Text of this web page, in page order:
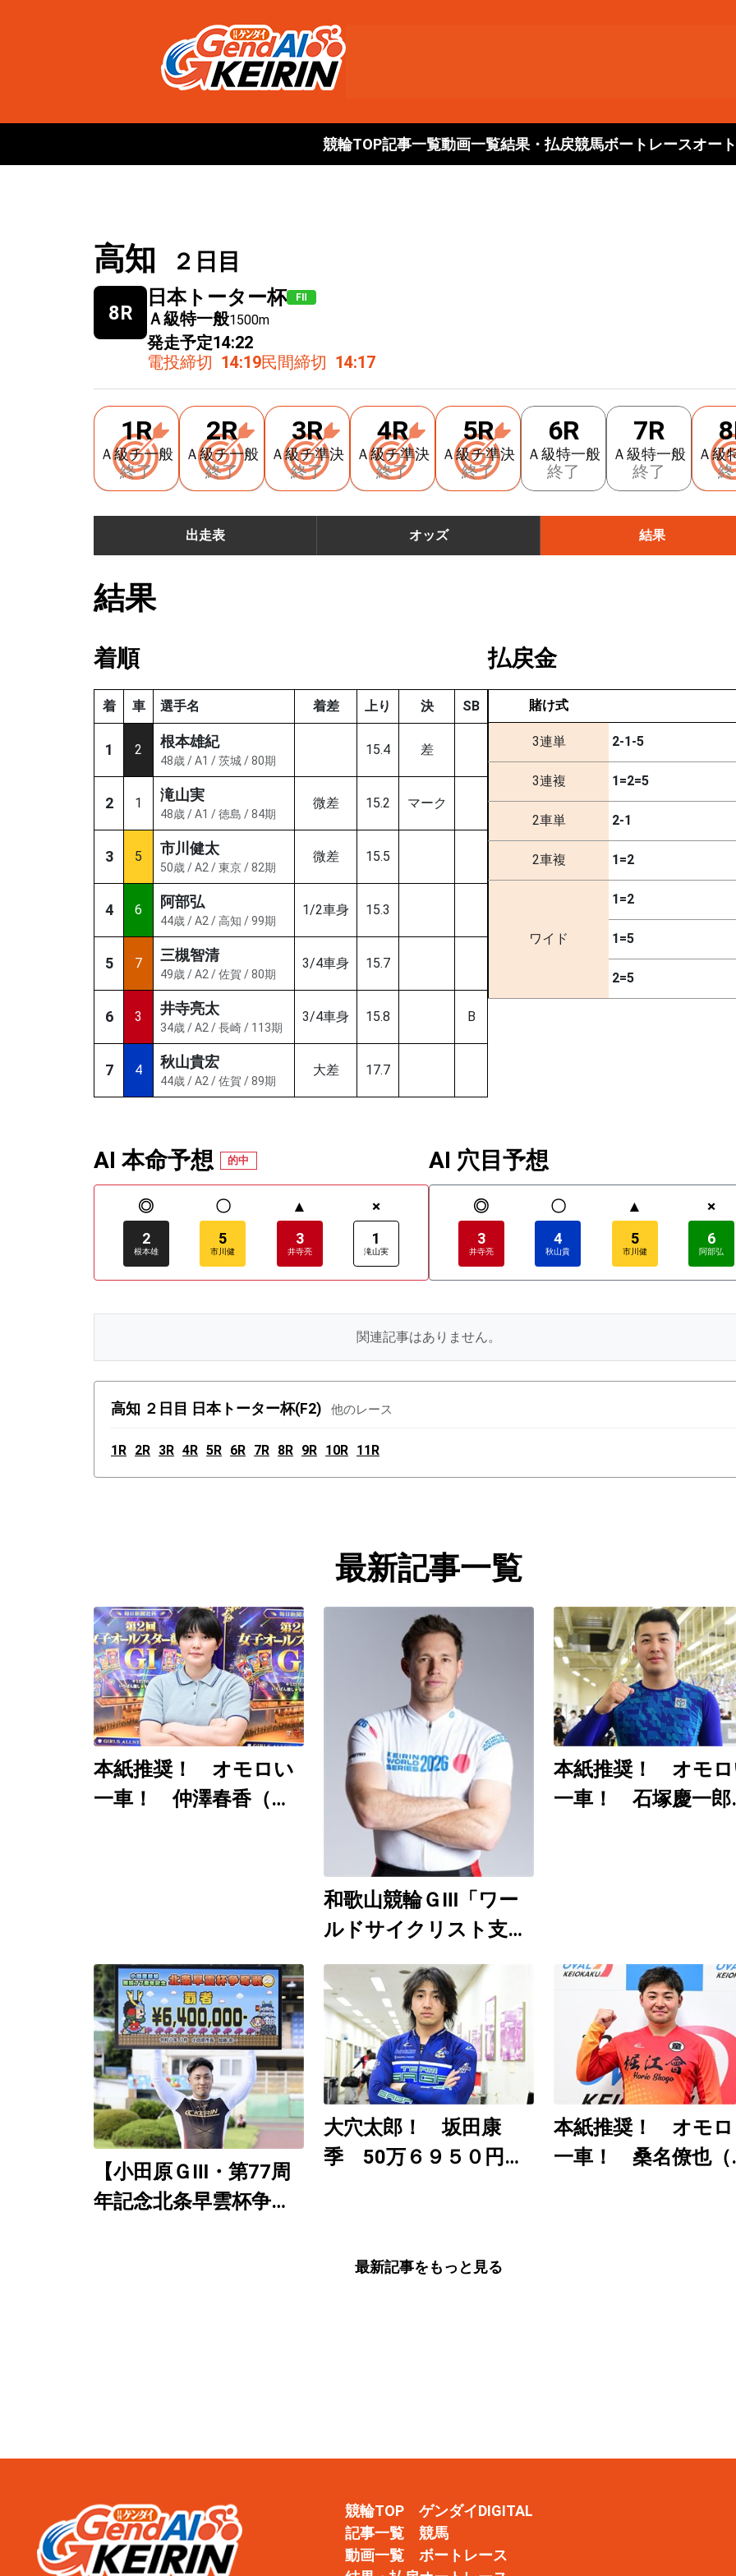
競輪TOP記事一覧動画一覧結果・払戻競馬ボートレースオー
高知 ２日目
8R
日本トーター杯 FⅡ
Ａ級特一般1500m
発走予定14:22
電投締切 14:19民間締切 14:17
1R
Ａ級チ一般
終了
2R
Ａ級チ一般
終了
3R
Ａ級チ準決
終了
4R
Ａ級チ準決
終了
5R
Ａ級チ準決
終了
6R
Ａ級特一般
終了
7R
Ａ級特一般
終了
Ａ級
出走表 オッズ 結果
結果
着順
着 車 選手名 着差 上り 決 SB
1 2 根本雄紀
48歳 / A1 / 茨城 / 80期
15.4 差
2 1 滝山実
48歳 / A1 / 徳島 / 84期
微差 15.2 マーク
3 5 市川健太
50歳 / A2 / 東京 / 82期
微差 15.5
4 6 阿部弘
44歳 / A2 / 高知 / 99期
1/2車身 15.3
5 7 三槻智清
49歳 / A2 / 佐賀 / 80期
3/4車身 15.7
6 3 井寺亮太
34歳 / A2 / 長崎 / 113期
3/4車身 15.8 B
7 4 秋山貴宏
44歳 / A2 / 佐賀 / 89期
大差 17.7
払戻金
賭け式
3連単 2-1-5
3連複 1=2=5
2車単 2-1
2車複 1=2
ワイド
1=2
1=5
2=5
AI 本命予想 的中
◎
2
根本雄
〇
5
市川健
▲
3
井寺亮
×
1
滝山実
AI 穴目予想
◎
3
井寺亮
〇
4
秋山貴
▲
5
市川健
×
6
阿部弘
関連記事はありません。
高知 ２日目 日本トーター杯(F2) 他のレース
1R 2R 3R 4R 5R 6R 7R 8R 9R 10R 11R
最新記事一覧
本紙推奨！ オモロい
一車！ 仲澤春香（佐
和歌山競輪ＧⅢ「ワー
ルドサイクリスト支援
競輪」8月6～9日開
催 日刊ゲンダイ
YouTubeチャンネルで
９日12時30分頃から予
想生配信
本紙推奨！ オモ
一車！ 石塚慶一郎
【小田原ＧⅢ・第77周
年記念北条早雲杯争奪
大穴太郎！ 坂田康
季 50万６９５０円
本紙推奨！ オモ
一車！ 桑名僚也（
最新記事をもっと見る
競輪TOP
記事一覧
動画一覧
ゲンダイDIGITAL
競馬
ボートレース